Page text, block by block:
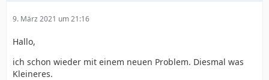
9. März 2021 um 21:16
Hallo,
ich schon wieder mit einem neuen Problem. Diesmal was
Kleineres.